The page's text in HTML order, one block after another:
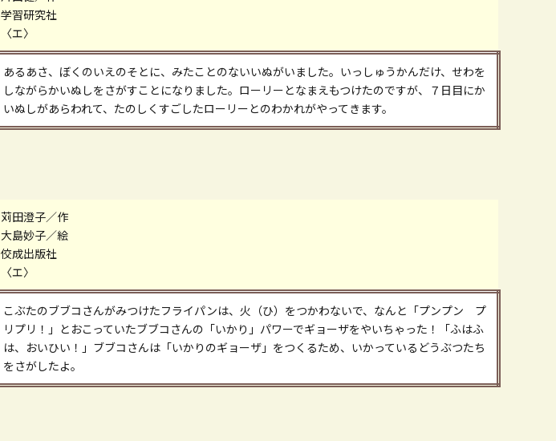
学習研究社
〈エ〉
あるあさ、ぼくのいえのそとに、みたことのないいぬがいました。いっしゅうかんだけ、せわを
しながらかいぬしをさがすことになりました。ローリーとなまえもつけたのですが、７日目にか
いぬしがあらわれて、たのしくすごしたローリーとのわかれがやってきます。
苅田澄子／作
大島妙子／絵
佼成出版社
〈エ〉
こぶたのブブコさんがみつけたフライパンは、火（ひ）をつかわないで、なんと「プンプン プ
リプリ！」とおこっていたブブコさんの「いかり」パワーでギョーザをやいちゃった！「ふはふ
は、おいひい！」ブブコさんは「いかりのギョーザ」をつくるため、いかっているどうぶつたち
をさがしたよ。